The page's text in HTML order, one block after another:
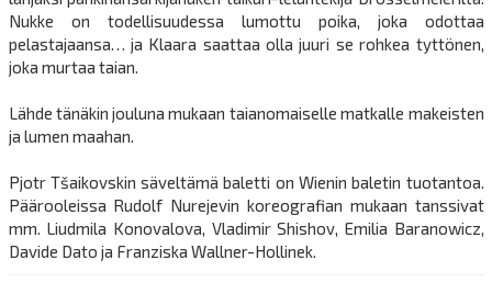
Nukke on todellisuudessa lumottu poika, joka odottaa
pelastajaansa… ja Klaara saattaa olla juuri se rohkea tyttönen,
joka murtaa taian.
Lähde tänäkin jouluna mukaan taianomaiselle matkalle makeisten
ja lumen maahan.
Pjotr Tšaikovskin säveltämä baletti on Wienin baletin tuotantoa.
Päärooleissa Rudolf Nurejevin koreografian mukaan tanssivat
mm. Liudmila Konovalova, Vladimir Shishov, Emilia Baranowicz,
Davide Dato ja Franziska Wallner-Hollinek.